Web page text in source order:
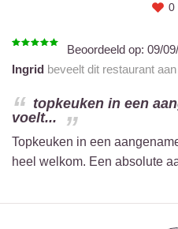
0
Beoordeeld op: 09/
Ingrid beveelt dit restaurant
topkeuken in een
voelt...
Topkeuken in een
heel welkom. Een absolute